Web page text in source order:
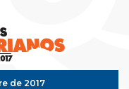
de 2017